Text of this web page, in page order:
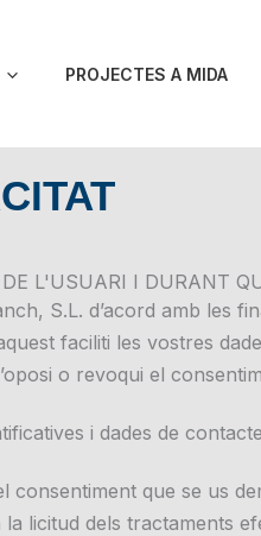
PROJECTES A MIDA
L'USUARI I DURANT
S.L. d’acord amb les
faciliti les vostres
o revoqui el
i dades de
consentiment que se us
licitud dels tractaments